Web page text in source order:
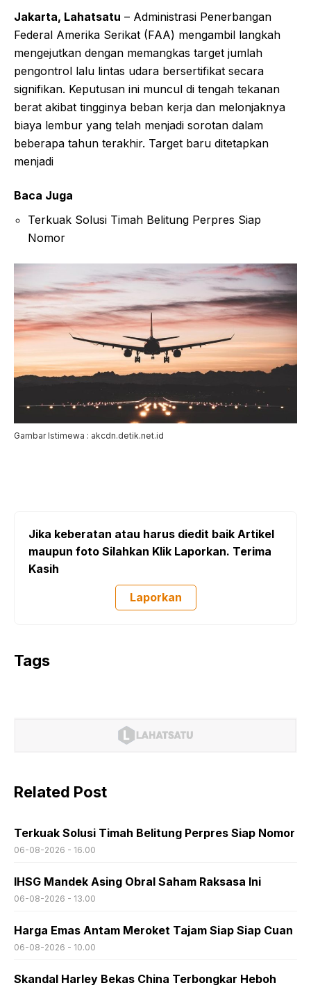
Jakarta, Lahatsatu – Administrasi Penerbangan
Federal Amerika Serikat (FAA) mengambil langkah
mengejutkan dengan memangkas target jumlah
pengontrol lalu lintas udara bersertifikat secara
signifikan. Keputusan ini muncul di tengah tekanan
berat akibat tingginya beban kerja dan melonjaknya
biaya lembur yang telah menjadi sorotan dalam
beberapa tahun terakhir. Target baru ditetapkan
menjadi
Baca Juga
Terkuak Solusi Timah Belitung Perpres Siap
Nomor
Gambar Istimewa : akcdn.detik.net.id
Jika keberatan atau harus diedit baik Artikel
maupun foto Silahkan Klik Laporkan. Terima
Kasih
Laporkan
Tags
Related Post
Terkuak Solusi Timah Belitung Perpres Siap Nomor
06-08-2026 - 16.00
IHSG Mandek Asing Obral Saham Raksasa Ini
06-08-2026 - 13.00
Harga Emas Antam Meroket Tajam Siap Siap Cuan
06-08-2026 - 10.00
Skandal Harley Bekas China Terbongkar Heboh